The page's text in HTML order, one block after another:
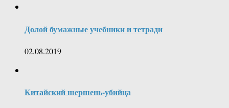
Долой бумажные учебники и тетради
02.08.2019
Китайский шершень-убийца